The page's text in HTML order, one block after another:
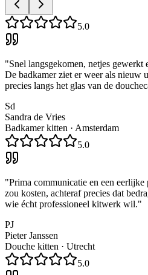
5.0
"Snel langsgekomen, netjes gewerkt
De badkamer ziet er weer als nieuw
precies langs het glas van de
Sd
Sandra de Vries
Badkamer kitten · Amsterdam
5.0
"Prima communicatie en een
zou kosten, achteraf precies dat
wie écht professioneel kitwerk wil."
PJ
Pieter Janssen
Douche kitten · Utrecht
5.0